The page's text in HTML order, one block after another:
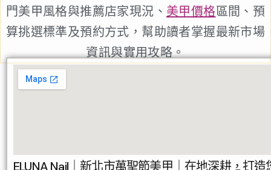
門美甲風格與推薦店家現況、 美甲價格區間、預
算挑選標準及預約方式，幫助讀者掌握最新市場
資訊與實用攻略。
ELUNA Nail｜新北市萬聖節美甲｜在地深耕，打